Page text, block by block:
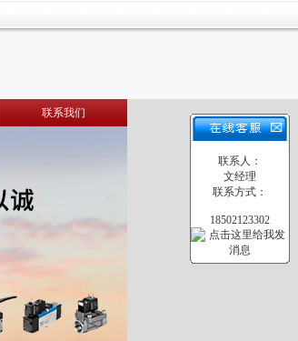
联系我们
联系人：
文经理
联系方式：
18502123302